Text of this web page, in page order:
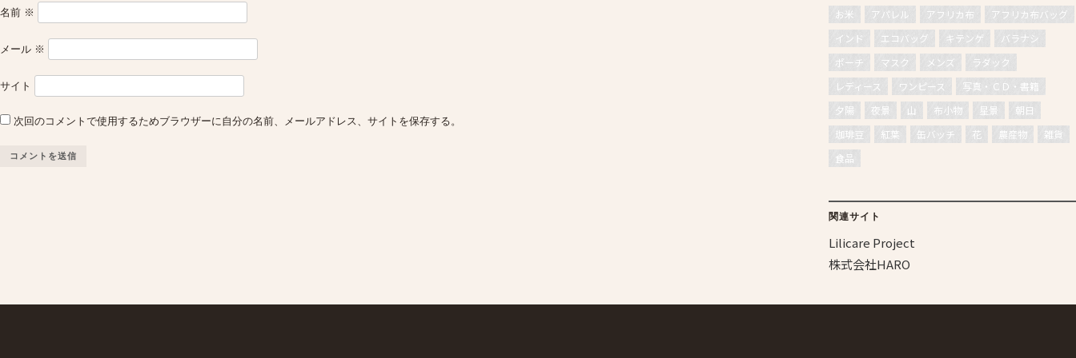
名前 ※
メール ※
サイト
次回のコメントで使用するためブラウザーに自分の名前、メールアドレス、サイトを保存する。
お米 アパレル アフリカ布
アフリカ布バッグ
インド
エコバッグ キテンゲ
バラナシ
ポーチ
マスク メンズ
ラダック
レディース
ワンピース
写真・ＣＤ・書籍
夕陽
夜景 山 布小物 星景
朝日
珈琲豆
紅葉 缶バッチ 花 農産物
雑貨
食品
関連サイト
Lilicare Project
株式会社HARO